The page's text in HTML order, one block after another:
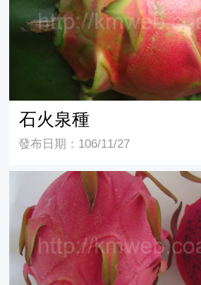
石火泉種
發布日期：106/11/27
富貴紅(450)